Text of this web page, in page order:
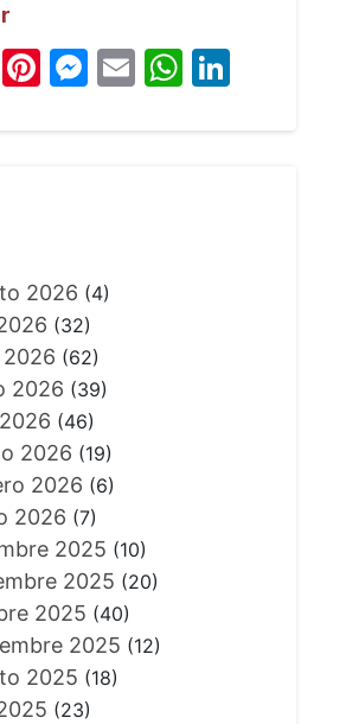
Pinterest
Messenger
Email
2026 (4)
(32)
(62)
2026 (39)
(46)
2026 (19)
2026 (6)
2026 (7)
2025 (10)
2025 (20)
2025 (40)
2025 (12)
2025 (18)
(23)